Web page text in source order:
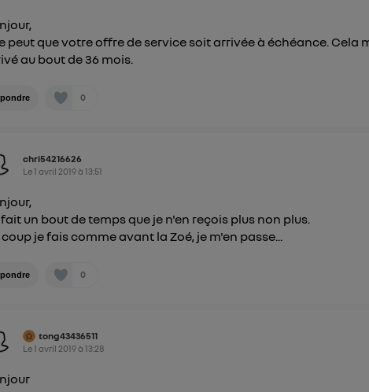
peut que votre offre de service soit arrivée à échéance. Cela
au bout de 36 mois.
0
chri54216626
Le1 avril 2019à13:51
un bout de temps que je n'en reçois plus non plus.
coup je fais comme avant la Zoé, je m'en passe...
0
tong43436511
Le1 avril 2019à13:28